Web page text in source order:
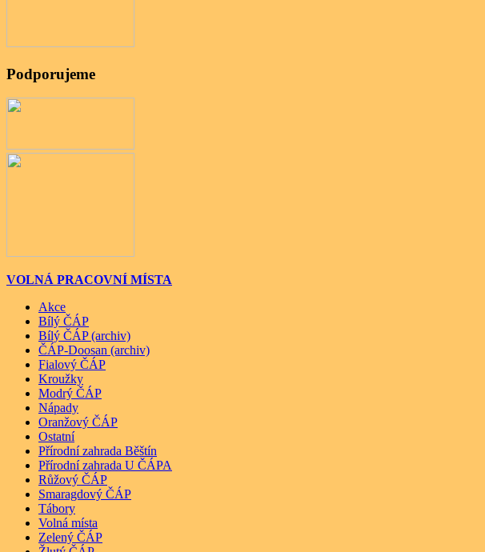
Podporujeme
VOLNÁ PRACOVNÍ MÍSTA
Akce
Bílý ČÁP
Bílý ČÁP (archiv)
ČÁP-Doosan (archiv)
Fialový ČÁP
Kroužky
Modrý ČÁP
Nápady
Oranžový ČÁP
Ostatní
Přírodní zahrada Běštín
Přírodní zahrada U ČÁPA
Růžový ČÁP
Smaragdový ČÁP
Tábory
Volná místa
Zelený ČÁP